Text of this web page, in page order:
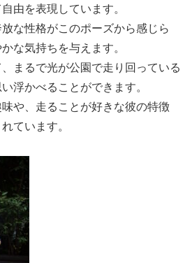
由を表現しています。
な性格がこのポーズから感じら
な気持ちを与えます。
まるで光が公園で走り回っている
浮かべることができます。
や、走ることが好きな彼の特徴
ています。